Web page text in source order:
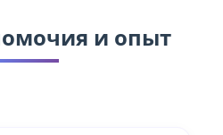
и опыт